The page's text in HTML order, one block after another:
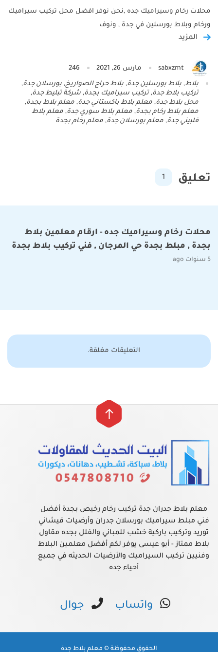
محلات رخام وسيراميك جده ,نحن نوفر افضل محل تركيب سيراميك
ورخام وبلاط بورسلين في جدة , ونوف
المزيد
sabxzmt مارس 26, 2021 246
بلاط, بلاط بورسلين جدة, بلاط حراج الصواريخ, بورسلان جدة,
تركيب بلاط جدة, تركيب سيراميك بجدة, شركة تبليط جدة,
محل بلاط جدة, معلم بلاط باكستاني جدة, معلم بلاط بجدة,
معلم بلاط رخام بجدة, معلم بلاط سوري جدة, معلم بلاط
فلبيني جدة, معلم بورسلان جدة, معلم رخام بجدة
تعليق 1
محلات رخام وسيراميك جده - ارقام معلمين بلاط
بجدة , مبلط بجدة حي المرجان , فني تركيب بلاط بجدة
5 سنوات ago
التعليقات مغلقة.
معلم بلاط جدران جدة تركيب رخام رخيص بجدة أفضل
فني مبلط سيراميك بورسلان جدران وأرضيات قيشاني
توريد وتركيب باركية خشب للمباني والفلل بجده مقاول
بلاط ممتاز - أبو عيسى يوفر لكم أفضل معلمين البلاط
وفنيين تركيب السيراميك والأرضيات الحديثه في جميع
أحياء جده
واتساب جوال
الحقوق محفوظة © معلم بلاط جدة